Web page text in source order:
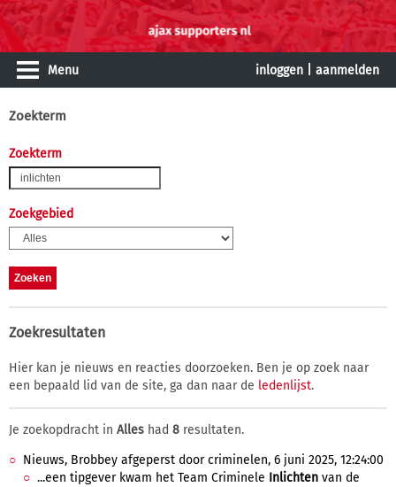
Menu inloggen aanmelden
Zoekterm
Zoekterm
Zoekgebied
Zoekresultaten
Hier kan je nieuws en reacties doorzoeken. Ben je op zoek naar
een bepaald lid van de site, ga dan naar de ledenlijst.
Je zoekopdracht in Alles had 8 resultaten.
Nieuws, Brobbey afgeperst door criminelen, 6 juni 2025, 12:24:00
...een tipgever kwam het Team Criminele Inlichten van de